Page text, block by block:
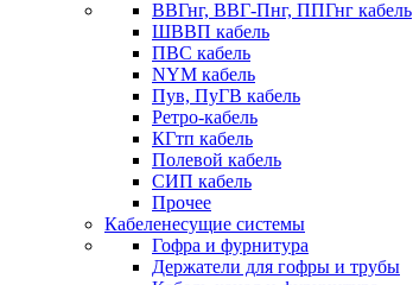
ВВГнг, ВВГ-Пнг, ППГнг кабель
ШВВП кабель
ПВС кабель
NYM кабель
Пув, ПуГВ кабель
Ретро-кабель
КГтп кабель
Полевой кабель
СИП кабель
Прочее
Кабеленесущие системы
Гофра и фурнитура
Держатели для гофры и трубы